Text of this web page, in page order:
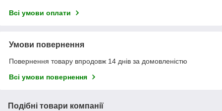
Всі умови оплати
Умови повернення
Повернення товару впродовж 14 днів за домовленістю
Всі умови повернення
Подібні товари компанії